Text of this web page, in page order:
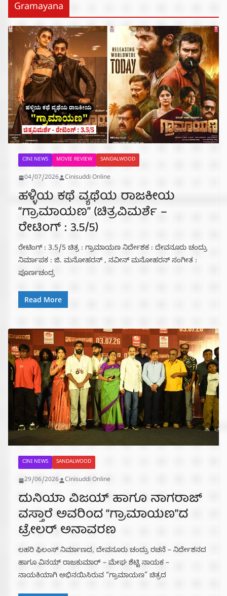
Gramayana
CINI NEWS MOVIE REVIEW SANDALWOOD
04/07/2026 Cinisuddi Online
ಹಳ್ಳಿಯ ಕಥೆ ವ್ಯಥೆಯ ರಾಜಕೀಯ
“ಗ್ರಾಮಾಯಣ” (ಚಿತ್ರವಿಮರ್ಶೆ –
ರೇಟಿಂಗ್ : 3.5/5)
ರೇಟಿಂಗ್ : 3.5/5 ಚಿತ್ರ : ಗ್ರಾಮಾಯಣ ನಿರ್ದೇಶಕ : ದೇವನೂರು ಚಂದ್ರು
ನಿರ್ಮಾಪಕ : ಜಿ. ಮನೋಹರನ್ , ನವೀನ್ ಮನೋಹರನ್ ಸಂಗೀತ :
ಪೂರ್ಣಚಂದ್ರ
Read More
CINI NEWS SANDALWOOD
29/06/2026 Cinisuddi Online
ದುನಿಯಾ ವಿಜಯ್ ಹಾಗೂ ನಾಗರಾಜ್
ವಸ್ತಾರೆ ಅವರಿಂದ “ಗ್ರಾಮಾಯಣ”ದ
ಟ್ರೇಲರ್ ಅನಾವರಣ
ಲಹರಿ ಫಿಲಂಸ್ ನಿರ್ಮಾಣದ, ದೇವನೂರು ಚಂದ್ರು ರಚನೆ – ನಿರ್ದೇಶನದ
ಹಾಗೂ ವಿನಯ್ ರಾಜಕುಮಾರ್ – ಮೇಘ ಶೆಟ್ಟಿ ನಾಯಕ –
ನಾಯಕಿಯಾಗಿ ಅಭಿನಯಿಸಿರುವ “ಗ್ರಾಮಾಯಣ” ಚಿತ್ರದ‌